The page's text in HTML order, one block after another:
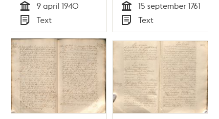
Tid
9 april 1940
Typ
Text Tid
15 september 1761
Typ
Text